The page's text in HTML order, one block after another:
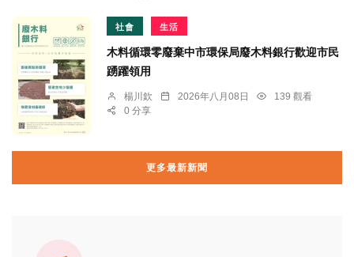
社會 生活
木料循環零廢棄中市環保局廢木料銀行歡迎市民
踴躍領用
楊川欽 2026年八月08日
139 觀看
0 分享
更多最新新聞